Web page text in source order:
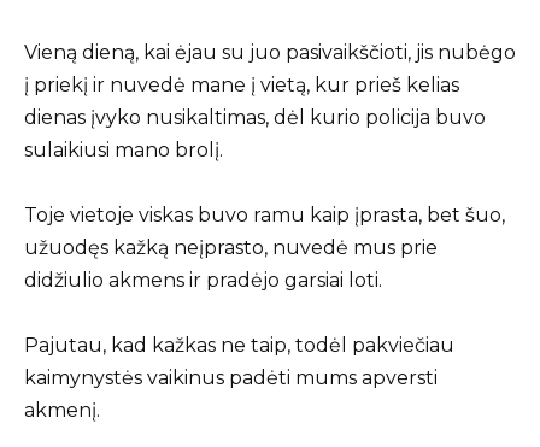
Vieną dieną, kai ėjau su juo pasivaikščioti, jis nubėgo
į priekį ir nuvedė mane į vietą, kur prieš kelias
dienas įvyko nusikaltimas, dėl kurio policija buvo
sulaikiusi mano brolį.
Toje vietoje viskas buvo ramu kaip įprasta, bet šuo,
užuodęs kažką neįprasto, nuvedė mus prie
didžiulio akmens ir pradėjo garsiai loti.
Pajutau, kad kažkas ne taip, todėl pakviečiau
kaimynystės vaikinus padėti mums apversti
akmenį.